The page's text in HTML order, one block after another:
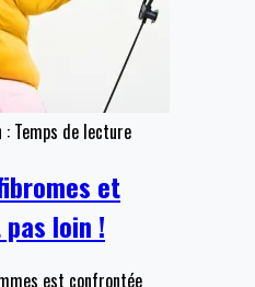
: Temps de lecture
et
loin !
est confrontée